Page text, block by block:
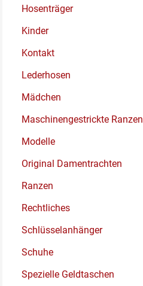
Hosenträger
Kinder
Kontakt
Lederhosen
Mädchen
Maschinengestrickte Ranzen
Modelle
Original Damentrachten
Ranzen
Rechtliches
Schlüsselanhänger
Schuhe
Spezielle Geldtaschen